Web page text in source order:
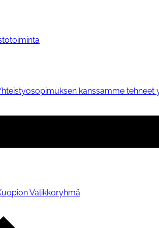
kanssamme tehneet
Valikkoryhmä